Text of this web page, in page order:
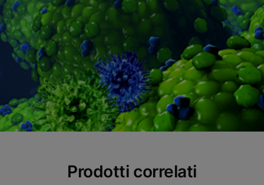
Prodotti correlati